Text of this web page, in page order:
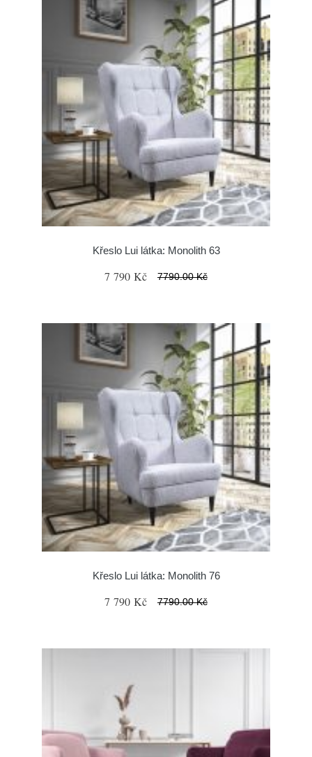
Křeslo Lui látka: Monolith 63
7 790 Kč 7790.00 Kč
Křeslo Lui látka: Monolith 76
7 790 Kč 7790.00 Kč